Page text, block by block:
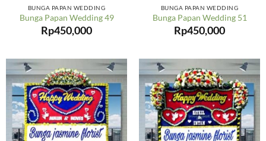
BUNGA PAPAN WEDDING
Bunga Papan Wedding 49
Rp450,000
BUNGA PAPAN WEDDING
Bunga Papan Wedding 51
Rp450,000